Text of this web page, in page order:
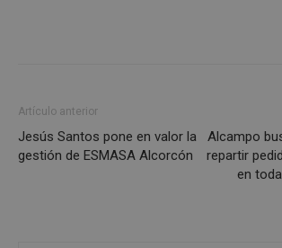
Artículo anterior
Jesús Santos pone en valor la
gestión de ESMASA Alcorcón
Alcampo
repartir
en
Cookies de preferencias
Cookies de funcionalidad
Cookies no clasificadas